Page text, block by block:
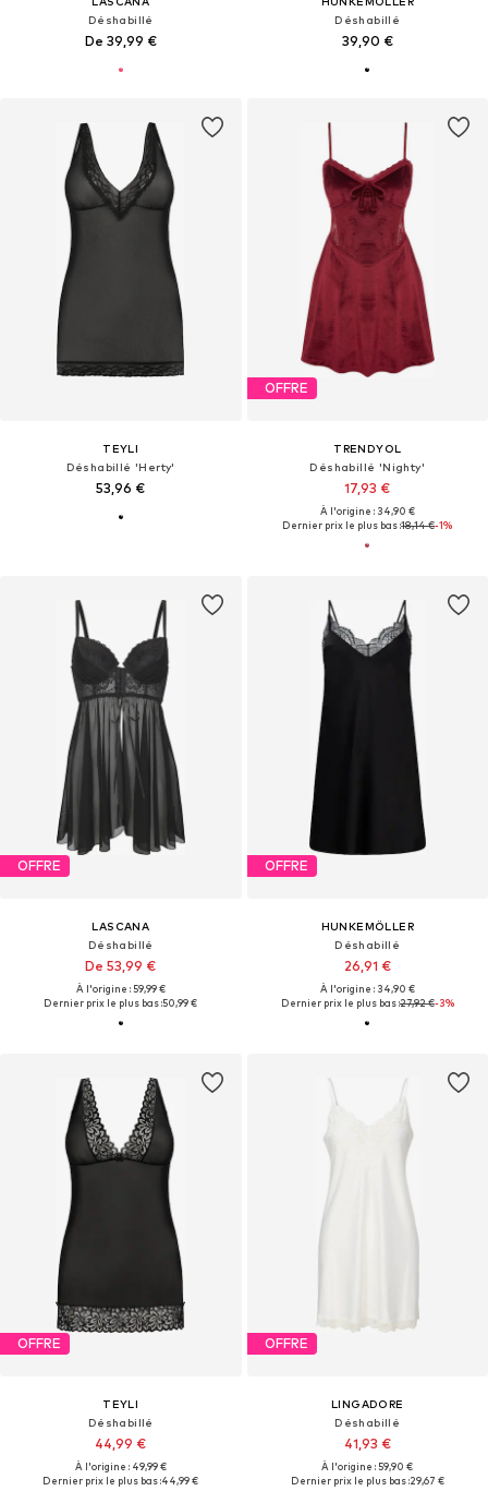
Déshabillé
De 39,99 €
Déshabillé
39,90 €
TEYLI
Déshabillé 'Herty'
53,96 €
OFFRE
TRENDYOL
Déshabillé 'Nighty'
17,93 €
À l'origine : 34,90 €
Dernier prix le plus bas :18,14 €-1%
OFFRE
LASCANA
Déshabillé
De 53,99 €
À l'origine : 59,99 €
Dernier prix le plus bas :50,99 €
OFFRE
HUNKEMÖLLER
Déshabillé
26,91 €
À l'origine : 34,90 €
Dernier prix le plus bas :27,92 €-3%
OFFRE
TEYLI
Déshabillé
44,99 €
À l'origine : 49,99 €
Dernier prix le plus bas :44,99 €
OFFRE
LINGADORE
Déshabillé
41,93 €
À l'origine : 59,90 €
Dernier prix le plus bas :29,67 €